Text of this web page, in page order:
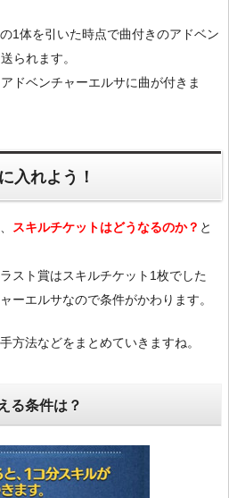
1体を引いた時点で曲付きのアドベン
られます。
ドベンチャーエルサに曲が付きま
入れよう！
スキルチケットはどうなるのか？ と
スト賞はスキルチケット1枚でした
ーエルサなので条件がかわります。
方法などをまとめていきますね。
る条件は？